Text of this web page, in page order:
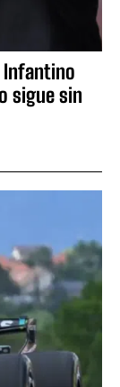
Infantino
sigue sin